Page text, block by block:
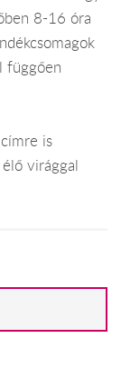
8-16 óra
függően
is
virággal